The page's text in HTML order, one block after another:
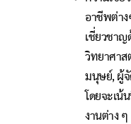
อาชีพต่าง
เชี่ยวชาญ
วิทยาศาส
มนุษย์, ผู้
โดยจะเน้
งานต่าง ๆ